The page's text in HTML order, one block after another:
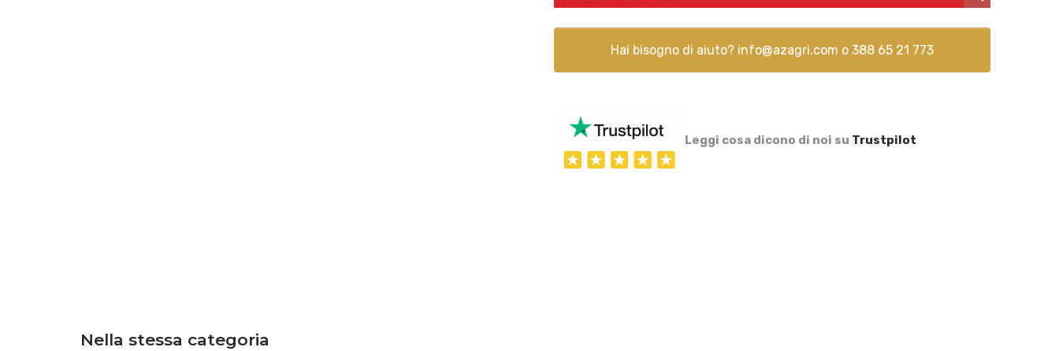
Hai bisogno di aiuto? info@azagri.com o 388 65 21 773
Leggi cosa dicono di noi su Trustpilot
Nella stessa categoria